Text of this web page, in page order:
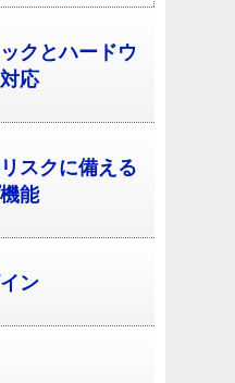
クとハードウ
応
スクに備える
能
ン